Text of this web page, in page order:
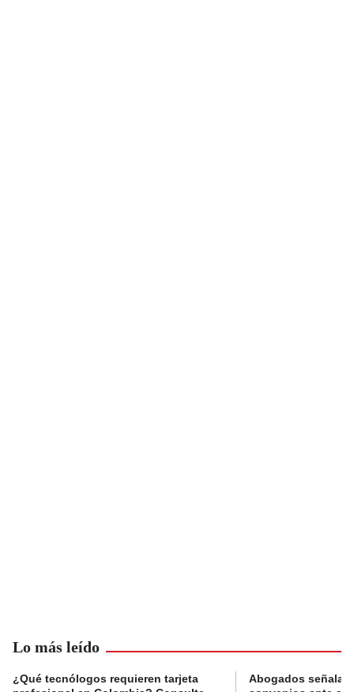
Lo más leído
¿Qué tecnólogos requieren tarjeta
Abogados